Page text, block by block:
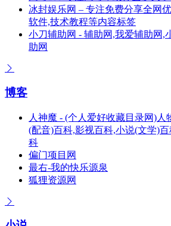
冰封娱乐网 – 专注免费分享全网
软件,技术教程等内容标签
小刀辅助网 - 辅助网,我爱辅助网,
助网
博客
人神魔 - (个人爱好收藏目录网)人
(配音)百科,影视百科,小说(文学)
科
偏门项目网
最右-我的快乐源泉
狐狸资源网